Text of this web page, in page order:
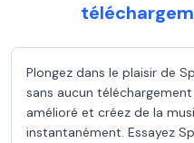
Plongez dans le plaisir de
sans aucun
amélioré et créez de la
instantanément. Essayez